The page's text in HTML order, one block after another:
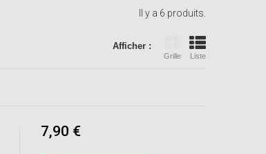
Il y a 6 produits.
Afficher :
Grille Liste
7,90 €